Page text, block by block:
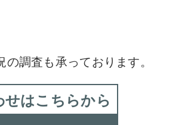
調査も承っております。
はこちらから